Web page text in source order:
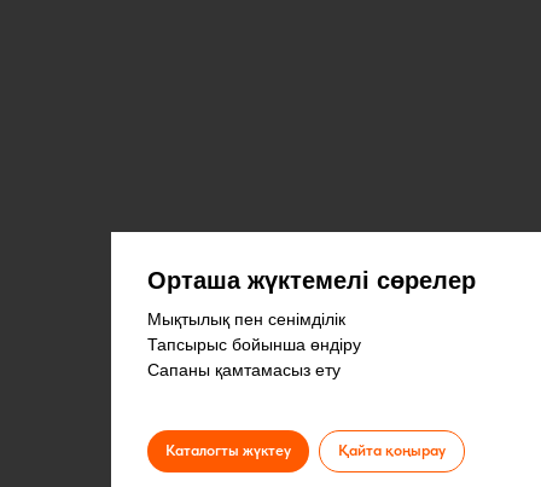
Орташа жүктемелі сөрелер
Мықтылық пен сенімділік
Тапсырыс бойынша өндіру
Сапаны қамтамасыз ету
Каталогты жүктеу Қайта қоңырау